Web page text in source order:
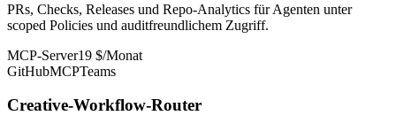
PRs, Checks, Releases und Repo-Analytics für Agenten unter
scoped Policies und auditfreundlichem Zugriff.
MCP-Server19 $/Monat
GitHubMCPTeams
Creative-Workflow-Router